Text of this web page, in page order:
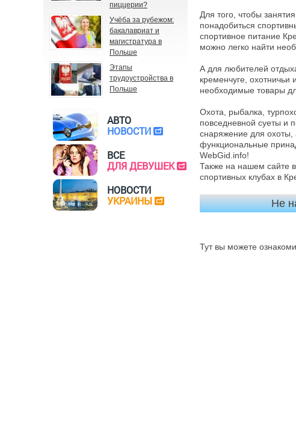
Для того, чтобы
понадобиться
спортивное питание
можно легко найти
А для любителей
кременчуге, охотничьи
необходимые товары
Охота, рыбалка,
повседневной суеты и
снаряжение для охоты,
функциональные
WebGid.info!
Также на нашем сайте
спортивных клубах в
Не
Тут вы можете
пиццерии?
Учёба за рубежом:
бакалавриат и
магистратура в
Польше
Этапы
трудоустройства в
Польше
АВТО
НОВОСТИ
ВСЕ
ДЛЯ ДЕВУШЕК
НОВОСТИ
УКРАИНЫ